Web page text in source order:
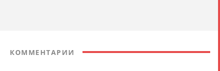
КОММЕНТАРИИ